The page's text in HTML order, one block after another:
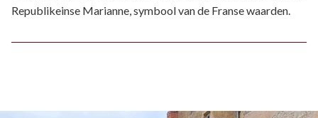
Republikeinse Marianne, symbool van de Franse waarden.